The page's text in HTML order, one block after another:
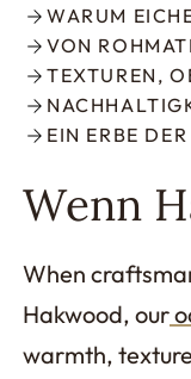
WARUM
VON
TEXTUREN,
EIN ERBE
Wenn
When
Hakwood, our
warmth,